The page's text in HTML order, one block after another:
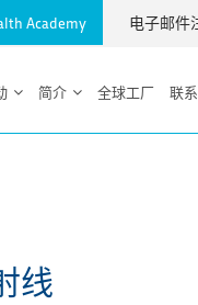
Academy 电子邮件
简介 全球工厂 联
线